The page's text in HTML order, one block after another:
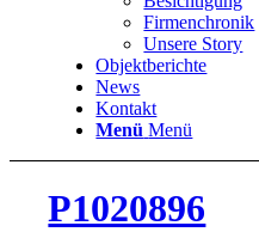
Firmenchronik
Unsere Story
Objektberichte
News
Kontakt
Menü Menü
P1020896